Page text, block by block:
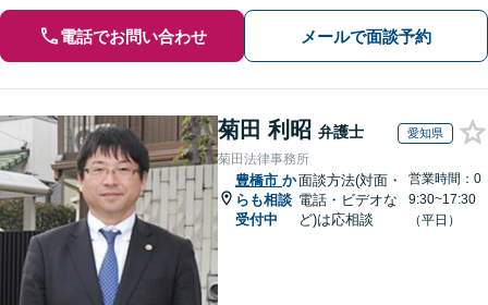
電話でお問い合わせ メールで面談予約
菊田 利昭 弁護士 愛知県
菊田法律事務所
豊橋市 か
らも相談
受付中
面談方法(対面・
電話・ビデオな
ど)は応相談
営業時間：0
9:30~17:30
（平日）